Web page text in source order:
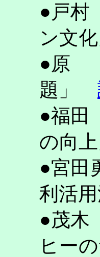
●戸村
ン文
●原
題」
●福田
の向
●宮田
利活
●茂木
ヒー